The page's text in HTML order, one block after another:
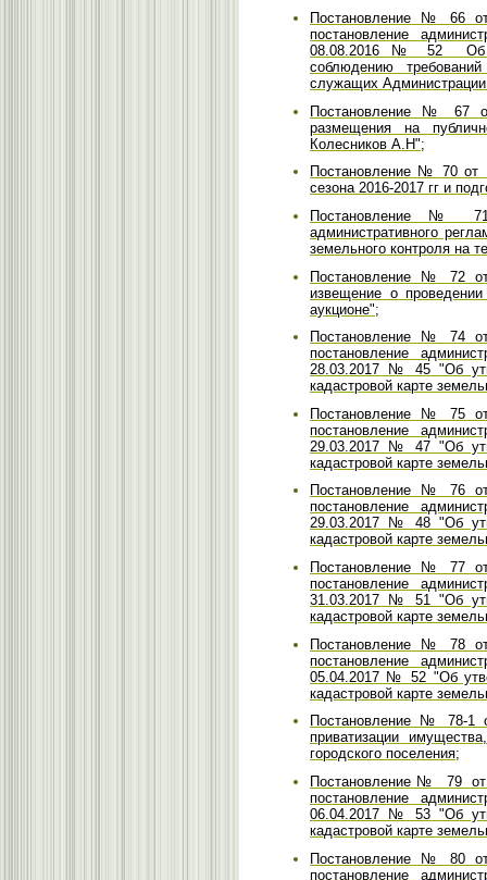
Постановление № 66
постановление
08.08.2016 № 52 Об
соблюдению
служащих Администрации
Постановление № 67
размещения на
Колесников А.Н";
Постановление № 70 от
сезона 2016-2017 гг и
Постановление №
административного
земельного контроля на
Постановление № 72
извещение о
аукционе";
Постановление № 74
постановление
28.03.2017 № 45 "Об
кадастровой карте
Постановление № 75
постановление
29.03.2017 № 47 "Об
кадастровой карте
Постановление № 76
постановление
29.03.2017 № 48 "Об
кадастровой карте
Постановление № 77
постановление
31.03.2017 № 51 "Об
кадастровой карте
Постановление № 78
постановление
05.04.2017 № 52 "Об
кадастровой карте
Постановление № 78-1
приватизации
городского поселения;
Постановление№ 79
постановление
06.04.2017 № 53 "Об
кадастровой карте
Постановление № 80
постановление